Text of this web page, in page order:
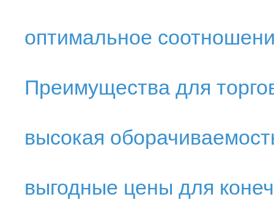
оптимальное
Преимущества для
высокая
выгодные цены для